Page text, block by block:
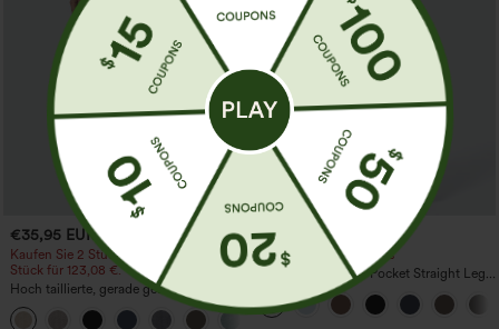
€35,95 EUR
Kaufen Sie 2 Stück für 61,54 € oder 4
Stück für 123,08 €.
Hoch taillierte, gerade geschnittene,
legere Leinen-Optik-Hose mit Taschen
+5
€35,95 EUR
Kaufe 2, erhalte 1 gratis
High Waisted Side Pocket Straight Leg
Work Pants